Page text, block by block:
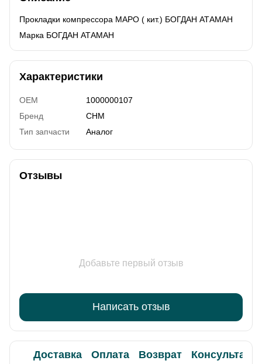
Прокладки компрессора MAPO ( кит.) БОГДАН АТАМАН
Марка БОГДАН АТАМАН
Характеристики
OEM
1000000107
Бренд
CHM
Тип запчасти
Аналог
Отзывы
Добавьте первый отзыв
Написать отзыв
Доставка Оплата Возврат